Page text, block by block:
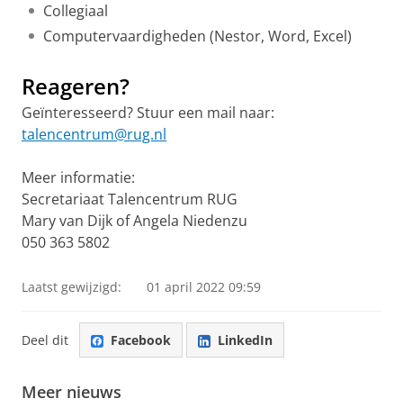
Collegiaal
Computervaardigheden (Nestor, Word, Excel)
Reageren?
Geïnteresseerd? Stuur een mail naar:
talencentrum@rug.nl
Meer informatie:
Secretariaat Talencentrum RUG
Mary van Dijk of Angela Niedenzu
050 363 5802
Laatst gewijzigd: 01 april 2022 09:59
Deel dit Facebook LinkedIn
Meer nieuws